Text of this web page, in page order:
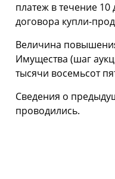
платеж в течение
договора купли-
Величина
Имущества (шаг
тысячи восемьсот
Cведения о
проводились.